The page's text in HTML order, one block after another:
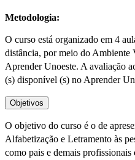
Metodologia:
O curso está organizado em 4
distância, por meio do Ambiente
Aprender Unoeste. A avaliação
(s) disponível (s) no Aprender
Objetivos
O objetivo do curso é o de
Alfabetização e Letramento às
como pais e demais